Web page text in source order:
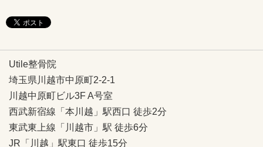
Utile整骨院
埼玉県川越市中原町2-2-1
川越中原町ビル3F A号室
西武新宿線「本川越」駅西口 徒歩2分
東武東上線「川越市」駅 徒歩6分
JR「川越」駅東口 徒歩15分